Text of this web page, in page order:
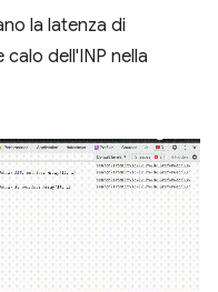
la latenza di
dell'INP nella